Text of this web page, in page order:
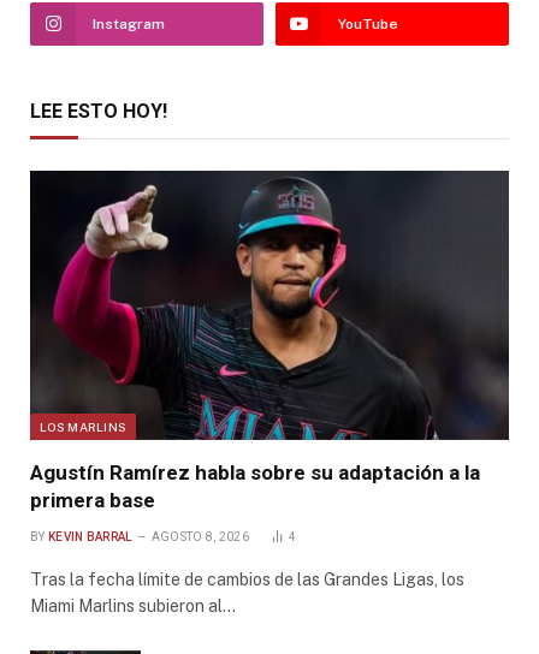
Instagram YouTube
LEE ESTO HOY!
LOS MARLINS
Agustín Ramírez habla sobre su adaptación a la
primera base
BY KEVIN BARRAL AGOSTO 8, 2026 4
Tras la fecha límite de cambios de las Grandes Ligas, los
Miami Marlins subieron al…